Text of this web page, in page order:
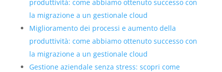
produttività: come abbiamo ottenuto successo con
la migrazione a un gestionale cloud
Miglioramento dei processi e aumento della
produttività: come abbiamo ottenuto successo con
la migrazione a un gestionale cloud
Gestione aziendale senza stress: scopri come